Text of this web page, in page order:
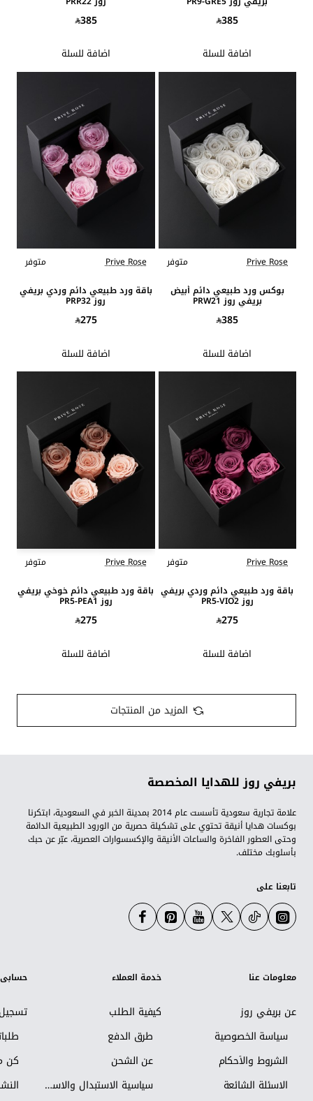
385
اضافة للسلة
385
اضافة للسلة
Prive Rose
متوفر
بوكس ورد طبيعي دائم أبيض
بريفي روز PRW21
385
اضافة للسلة
Prive Rose
متوفر
باقة ورد طبيعي دائم وردي بريفي
روز PRP32
275
اضافة للسلة
Prive Rose
متوفر
باقة ورد طبيعي دائم وردي بريفي
روز PR5-VIO2
275
اضافة للسلة
Prive Rose
متوفر
باقة ورد طبيعي دائم خوخي بريفي
روز PR5-PEA1
275
اضافة للسلة
المزيد من المنتجات
بريفي روز للهدايا المخصصة
علامة تجارية سعودية تأسست عام 2014 بمدينة الخبر في السعودية، ابتكرنا
بوكسات هدايا أنيقة تحتوي على تشكيلة حصرية من الورود الطبيعية الدائمة
وحتى العطور الفاخرة والساعات الأنيقة والإكسسوارات العصرية، عبّر عن حبك
بأسلوبك مختلف.
تابعنا على
معلومات عنا
عن بريفي روز
سياسة الخصوصية
الشروط والأحكام
الاسئلة الشائعة
خدمة العملاء
كيفية الطلب
طرق الدفع
عن الشحن
سياسية الاستبدال والاسترجاع
حسابي
كن